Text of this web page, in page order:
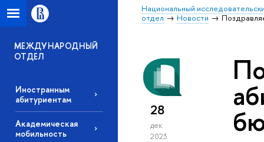
Национальный
отдел
Новости
МЕЖДУНАРОДНЫЙ
ОТДЕЛ
Иностранным
абитуриентам
Академическая
мобильность
28
дек
2023